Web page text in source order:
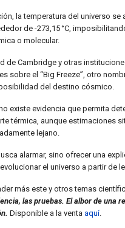
la temperatura del universo se
de -273,15 °C,
o molecular.
de Cambridge y otras
sobre el “Big Freeze”, otro
del destino cósmico.
existe evidencia que permita
térmica, aunque estimaciones
lejano.
alarmar, sino ofrecer una
el universo a partir de
más este y otros temas
las pruebas. El albor de una
Disponible a la venta aquí.